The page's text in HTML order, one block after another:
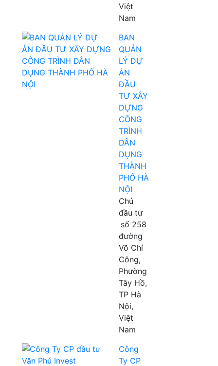
Việt
Nam
BAN
QUẢN
LÝ DỰ
ÁN
ĐẦU
TƯ XÂY
DỰNG
CÔNG
TRÌNH
DÂN
DỤNG
THÀNH
PHỐ HÀ
NỘI
Chủ
đầu tư
số 258
đường
Võ Chí
Công,
Phường
Tây Hồ,
TP Hà
Nội,
Việt
Nam
Công
Ty CP